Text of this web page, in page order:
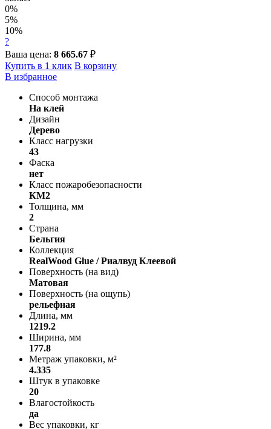
0%
5%
10%
?
Ваша цена: 8 665.67 ₽
Купить в 1 клик В корзину
В избранное
Способ монтажа
На клей
Дизайн
Дерево
Класс нагрузки
43
Фаска
нет
Класс пожаробезопасности
КМ2
Толщина, мм
2
Страна
Бельгия
Коллекция
RealWood Glue / Риалвуд Клеевой
Поверхность (на вид)
Матовая
Поверхность (на ощупь)
рельефная
Длина, мм
1219.2
Ширина, мм
177.8
Метраж упаковки, м²
4.335
Штук в упаковке
20
Влагостойкость
да
Вес упаковки, кг